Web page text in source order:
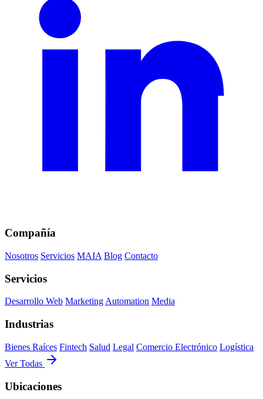
Compañía
Nosotros Servicios MAIA Blog Contacto
Servicios
Desarrollo Web MarketingAutomation Media
Industrias
Bienes Raíces Fintech Salud Legal Comercio Electrónico Logística
Ver Todas
Ubicaciones